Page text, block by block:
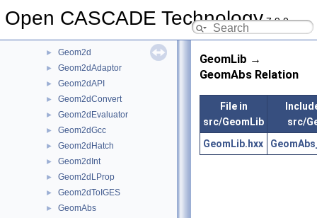
Open CASCADE Technology7.9.0
GCPnts
► Geom2d
► Geom2dAdaptor
► Geom2dAPI
► Geom2dConvert
► Geom2dEvaluator
► Geom2dGcc
► Geom2dHatch
► Geom2dInt
► Geom2dLProp
► Geom2dToIGES
► GeomAbs
GeomLib →
GeomAbs Relation
File in
src/GeomLib
src/
GeomLib.hxx